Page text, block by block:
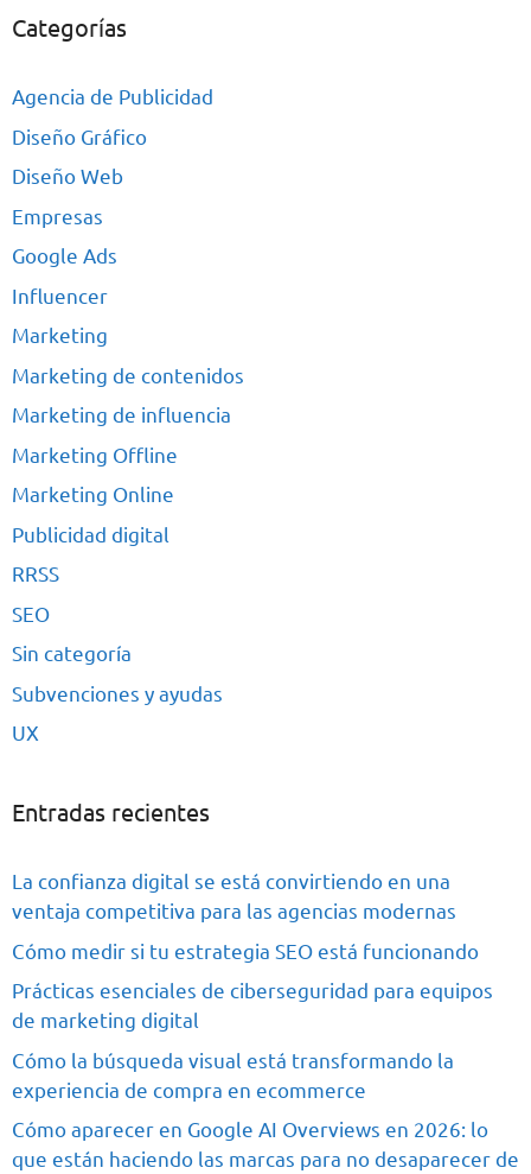
Categorías
Agencia de Publicidad
Diseño Gráfico
Diseño Web
Empresas
Google Ads
Influencer
Marketing
Marketing de contenidos
Marketing de influencia
Marketing Offline
Marketing Online
Publicidad digital
RRSS
SEO
Sin categoría
Subvenciones y ayudas
UX
Entradas recientes
La confianza digital se está convirtiendo en una
ventaja competitiva para las agencias modernas
Cómo medir si tu estrategia SEO está funcionando
Prácticas esenciales de ciberseguridad para equipos
de marketing digital
Cómo la búsqueda visual está transformando la
experiencia de compra en ecommerce
Cómo aparecer en Google AI Overviews en 2026: lo
que están haciendo las marcas para no desaparecer de